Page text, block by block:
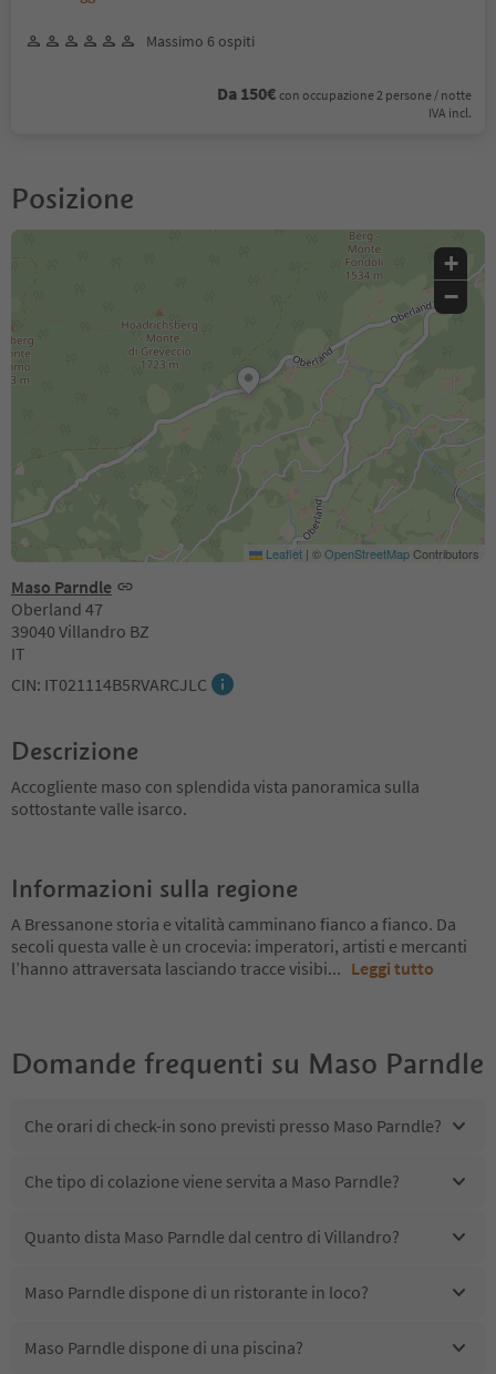
Massimo 6 ospiti
Da 150€ con occupazione 2 persone / notte
IVA incl.
Posizione
Maso Parndle
Oberland 47
39040 Villandro BZ
IT
CIN: IT021114B5RVARCJLC
+
−
Leaflet | ©OpenStreetMapContributors
Descrizione
Accogliente maso con splendida vista panoramica sulla
sottostante valle isarco.
Informazioni sulla regione
A Bressanone storia e vitalità camminano fianco a fianco. Da
secoli questa valle è un crocevia: imperatori, artisti e mercanti
l’hanno attraversata lasciando tracce visibi... Leggi tutto
Domande frequenti su Maso Parndle
Che orari di check-in sono previsti presso Maso Parndle?
Che tipo di colazione viene servita a Maso Parndle?
Quanto dista Maso Parndle dal centro di Villandro?
Maso Parndle dispone di un ristorante in loco?
Maso Parndle dispone di una piscina?